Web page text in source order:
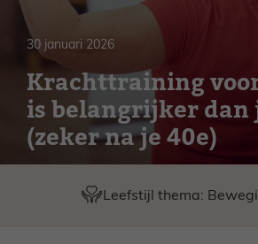
30 januari 2026
Krachttraining
is belangrijker dan
(zeker na je 40e)
Leefstijl thema: